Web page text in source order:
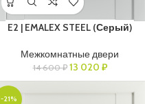
E2 | EMALEX STEEL (Серый)
Межкомнатные двери
14 600₽ 13 020 ₽
-21%